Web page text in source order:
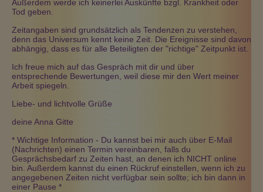
Außerdem werde ich keinerlei Auskünfte bzgl. Krankheit oder
Tod geben.
Zeitangaben sind grundsätzlich als Tendenzen zu verstehen,
denn das Universum kennt keine Zeit. Die Ereignisse sind davon
abhängig, dass es für alle Beteiligten der "richtige" Zeitpunkt ist.
Ich freue mich auf das Gespräch mit dir und über
entsprechende Bewertungen, weil diese mir den Wert meiner
Arbeit spiegeln.
Liebe- und lichtvolle Grüße
deine Anna Gitte
* Wichtige Information - Du kannst bei mir auch über E-Mail
(Nachrichten) einen Termin vereinbaren, falls du
Gesprächsbedarf zu Zeiten hast, an denen ich NICHT online
bin. Außerdem kannst du einen Rückruf einstellen, wenn ich zu
angegebenen Zeiten nicht verfügbar sein sollte; ich bin dann in
einer Pause *